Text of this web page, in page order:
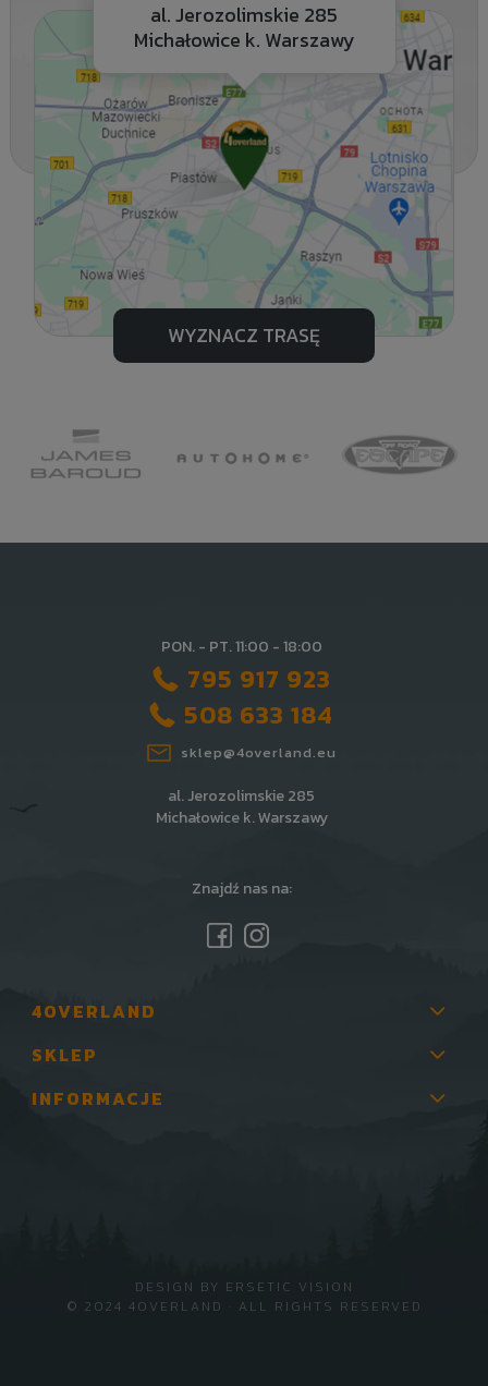
al. Jerozolimskie 285
Michałowice k. Warszawy
WYZNACZ TRASĘ
PON. - PT. 11:00 - 18:00
795 917 923
508 633 184
sklep@4overland.eu
al. Jerozolimskie 285
Michałowice k. Warszawy
Znajdź nas na:
4OVERLAND
SKLEP
INFORMACJE
© 2024 4OVERLAND · ALL RIGHTS RESERVED
DESIGN BY ERSETIC VISION